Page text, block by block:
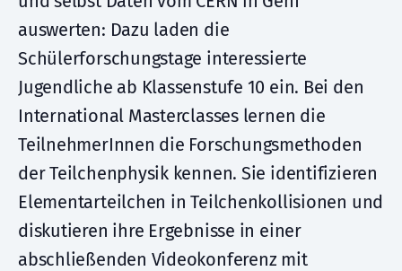
auswerten: Dazu laden die
Schülerforschungstage interessierte
Jugendliche ab Klassenstufe 10 ein. Bei den
International Masterclasses lernen die
TeilnehmerInnen die Forschungsmethoden
der Teilchenphysik kennen. Sie identifizieren
Elementarteilchen in Teilchenkollisionen und
diskutieren ihre Ergebnisse in einer
abschließenden Videokonferenz mit